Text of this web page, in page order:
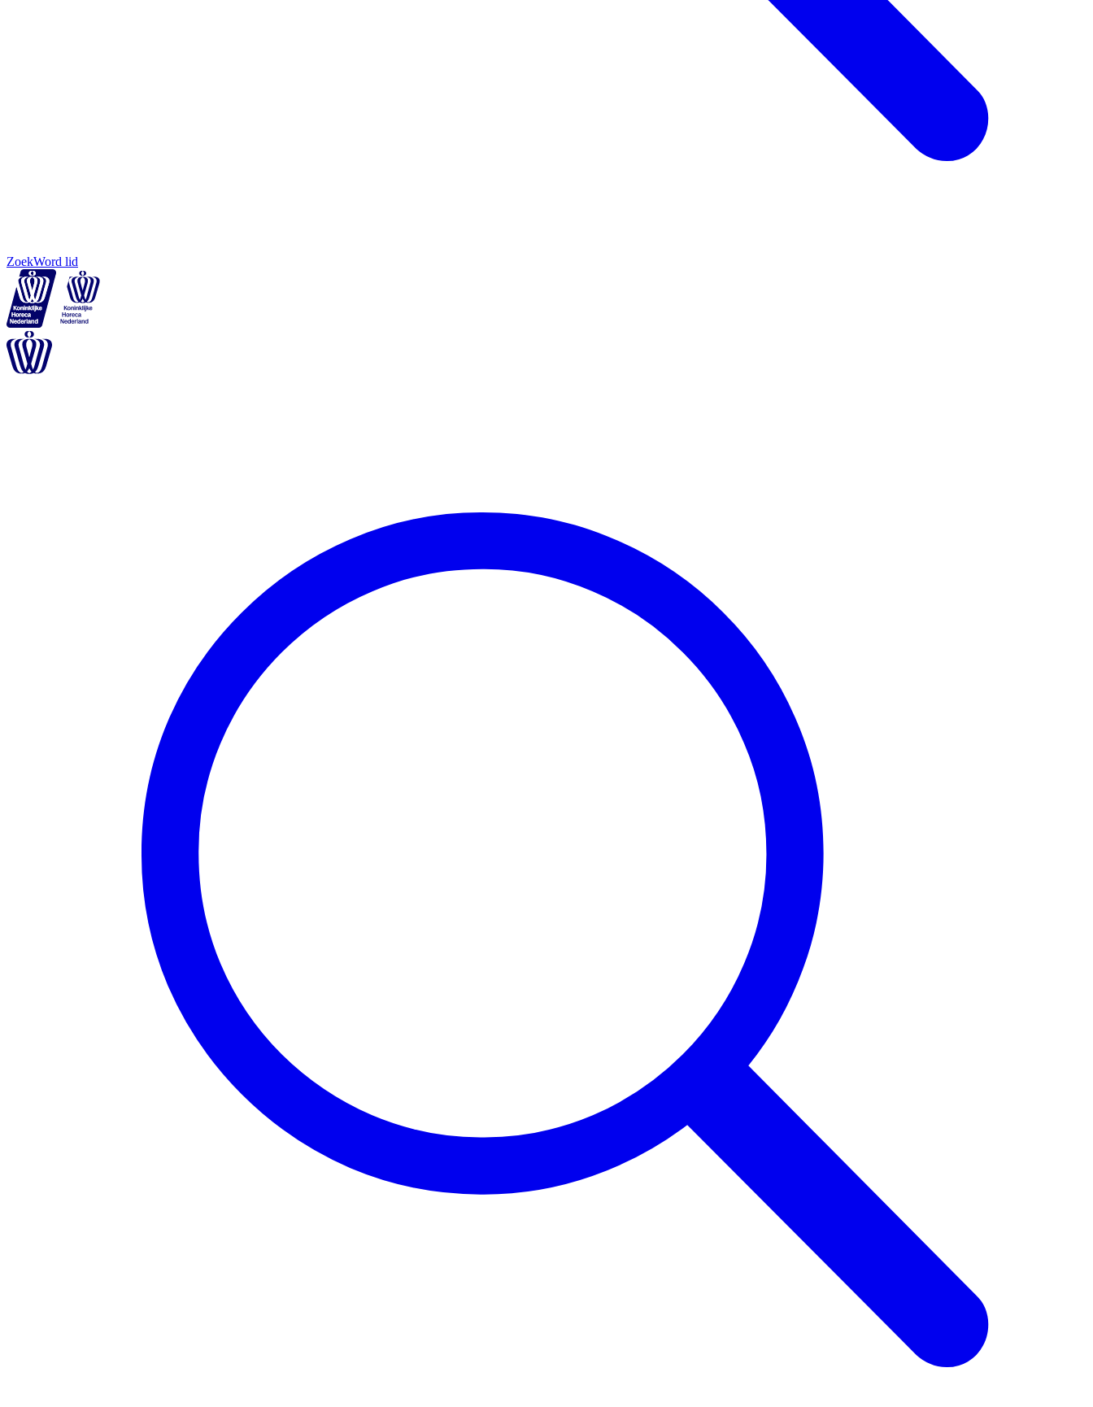
ZoekWord lid